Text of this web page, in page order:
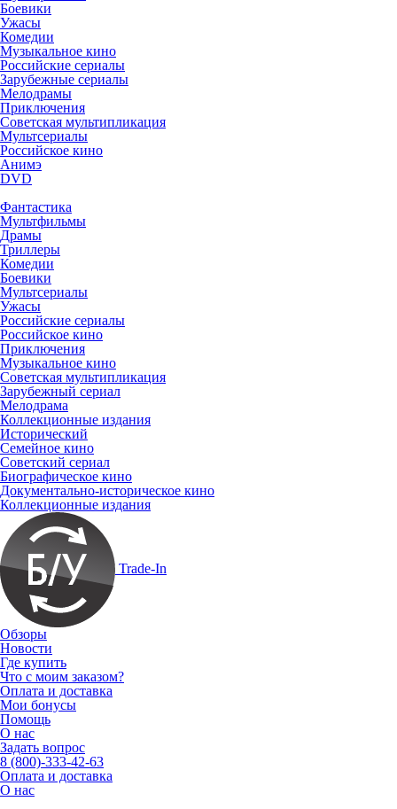
Боевики
Ужасы
Комедии
Музыкальное кино
Российские сериалы
Зарубежные сериалы
Мелодрамы
Приключения
Советская мультипликация
Мультсериалы
Российское кино
Анимэ
DVD
Фантастика
Мультфильмы
Драмы
Триллеры
Комедии
Боевики
Мультсериалы
Ужасы
Российские сериалы
Российское кино
Приключения
Музыкальное кино
Советская мультипликация
Зарубежный сериал
Мелодрама
Коллекционные издания
Исторический
Семейное кино
Советский сериал
Биографическое кино
Документально-историческое кино
Коллекционные издания
Trade-In
Обзоры
Новости
Где купить
Что с моим заказом?
Оплата и доставка
Мои бонусы
Помощь
О нас
Задать вопрос
8 (800)-333-42-63
Оплата и доставка
О нас